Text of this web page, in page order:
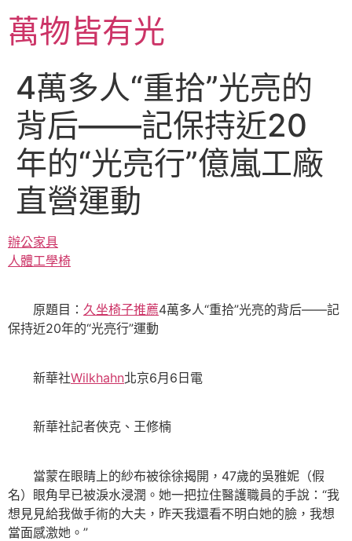
主萬物皆有光
4萬多人“重拾”光亮的
背后——記保持近20
年的“光亮行”億嵐工廠
直營運動
辦公家具
人體工學椅
原題目： 久坐椅子推薦4萬多人“重拾”光亮的背后——記
保持近20年的“光亮行”運動
新華社Wilkhahn北京6月6日電
新華社記者俠克、王修楠
當蒙在眼睛上的紗布被徐徐揭開，47歲的吳雅妮（假
名）眼角早已被淚水浸潤。她一把拉住醫護職員的手說：“我
想見見給我做手術的大夫，昨天我還看不明白她的臉，我想
當面感激她。”